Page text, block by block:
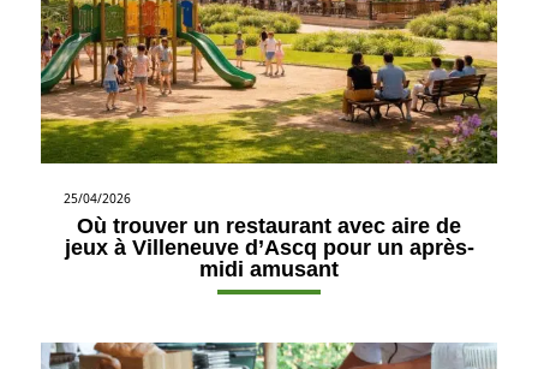
25/04/2026
Où trouver un restaurant avec aire de
jeux à Villeneuve d’Ascq pour un après-
midi amusant